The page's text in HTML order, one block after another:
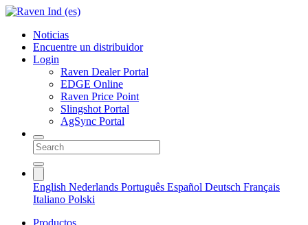
Noticias
Encuentre un distribuidor
Login
Raven Dealer Portal
EDGE Online
Raven Price Point
Slingshot Portal
AgSync Portal
English Nederlands Português Español Deutsch Français
Italiano Polski
Productos